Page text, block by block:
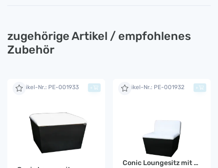
zugehörige Artikel / empfohlenes
Zubehör
Artikel-Nr.: PE-001933 + Artikel-Nr.: PE-001932
Conic Loungesitz mit Rückenlehne
+